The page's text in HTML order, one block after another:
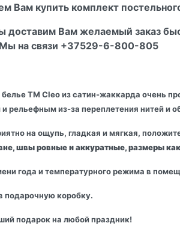
Вам купить комплект
доставим Вам желаемый заказ
на связи +37529-6-800-805
ТМ Cleo из сатин-жаккарда очень
рельефным из-за переплетения нитей и
на ощупь, гладкая и мягкая,
швы ровные и аккуратные, размеры
года и температурного режима в
подарочную коробку.
подарок на любой праздник!